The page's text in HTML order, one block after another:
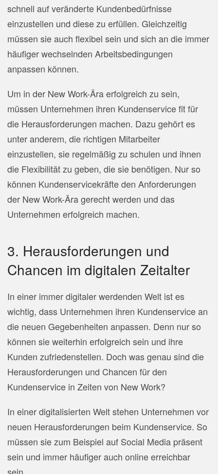
schnell auf veränderte Kundenbedürfnisse
einzustellen und diese zu erfüllen. Gleichzeitig
müssen sie auch flexibel sein und sich an die immer
häufiger wechselnden Arbeitsbedingungen
anpassen können.
Um in der New Work-Ära erfolgreich zu sein,
müssen Unternehmen ihren Kundenservice fit für
die Herausforderungen machen. Dazu gehört es
unter anderem, die richtigen Mitarbeiter
einzustellen, sie regelmäßig zu schulen und ihnen
die Flexibilität zu geben, die sie benötigen. Nur so
können Kundenservicekräfte den Anforderungen
der New Work-Ära gerecht werden und das
Unternehmen erfolgreich machen.
3. Herausforderungen und
Chancen im digitalen Zeitalter
In einer immer digitaler werdenden Welt ist es
wichtig, dass Unternehmen ihren Kundenservice an
die neuen Gegebenheiten anpassen. Denn nur so
können sie weiterhin erfolgreich sein und ihre
Kunden zufriedenstellen. Doch was genau sind die
Herausforderungen und Chancen für den
Kundenservice in Zeiten von New Work?
In einer digitalisierten Welt stehen Unternehmen vor
neuen Herausforderungen beim Kundenservice. So
müssen sie zum Beispiel auf Social Media präsent
sein und immer häufiger auch online erreichbar
sein.